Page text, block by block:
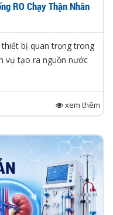
RO Chạy Thận Nhân
bị quan trọng trong
vụ tạo ra nguồn nước
xem thêm